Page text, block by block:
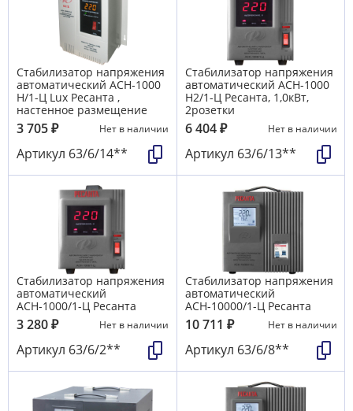
Стабилизатор напряжения
автоматический АСН-1000
Н/1-Ц Lux Ресанта ,
настенное размещение
3 705₽ Нет в наличии
Артикул 63/6/14**
Стабилизатор напряжения
автоматический АСН-1000
Н2/1-Ц Ресанта, 1,0кВт,
2розетки
6 404₽ Нет в наличии
Артикул 63/6/13**
Стабилизатор напряжения
автоматический
АСН-1000/1-Ц Ресанта
3 280₽ Нет в наличии
Артикул 63/6/2**
Стабилизатор напряжения
автоматический
АСН-10000/1-Ц Ресанта
10 711 ₽ Нет в наличии
Артикул 63/6/8**